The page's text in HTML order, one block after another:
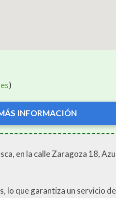
)
INFORMACIÓN
en la calle Zaragoza 18,
lo que garantiza un servicio